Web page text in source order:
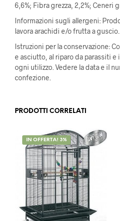
6,6%; Fibra grezza, 2,2%; Ceneri
Informazioni sugli allergeni:
lavora arachidi e/o frutta a guscio.
Istruzioni per la conservazione:
e asciutto, al riparo da parassiti
ogni utilizzo. Vedere la data e il
confezione.
PRODOTTI CORRELATI
IN OFFERTA! 3%